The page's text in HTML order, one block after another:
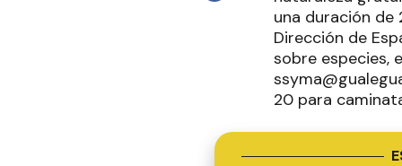
una duración de
Dirección de
sobre especies,
20 para